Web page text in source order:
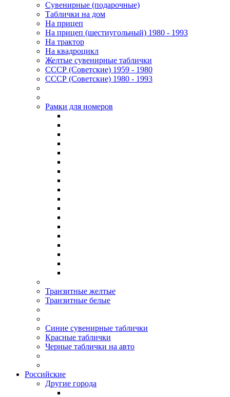
Сувенирные (подарочные)
Таблички на дом
На прицеп
На прицеп (шестиугольный) 1980 - 1993
На трактор
На квадроцикл
Желтые сувенирные таблички
СССР (Советские) 1959 - 1980
СССР (Советские) 1980 - 1993
Рамки для номеров
Транзитные желтые
Транзитные белые
Синие сувенирные таблички
Красные таблички
Черные таблички на авто
Российские
Другие города